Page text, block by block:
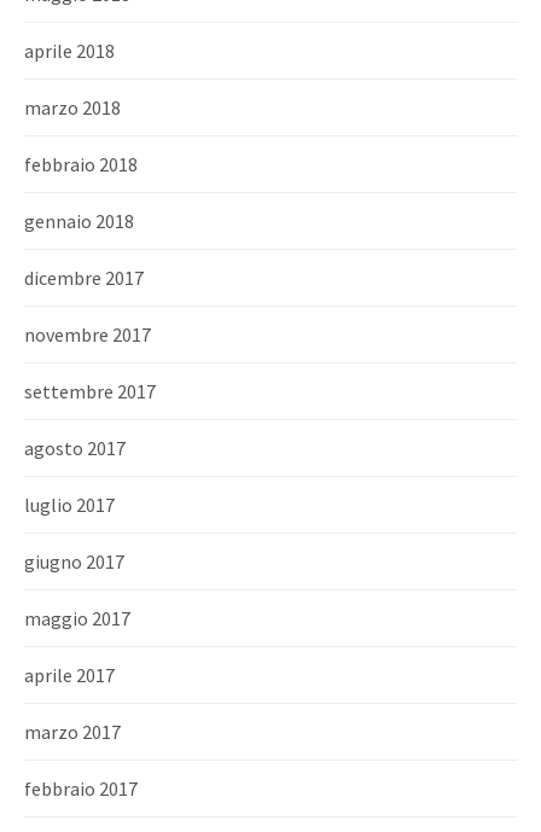
aprile 2018
marzo 2018
febbraio 2018
gennaio 2018
dicembre 2017
novembre 2017
settembre 2017
agosto 2017
luglio 2017
giugno 2017
maggio 2017
aprile 2017
marzo 2017
febbraio 2017